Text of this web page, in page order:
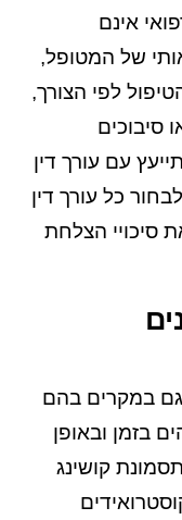
אינם
של המטופל,
לפי הצורך,
סיבוכים
עם עורך דין
כל עורך דין
סיכויי הצלחת
במקרים בהם
בזמן ובאופן
קושינג